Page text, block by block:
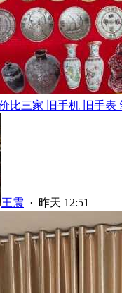
比三家 旧手机 旧手表
王震 · 昨天 12:51